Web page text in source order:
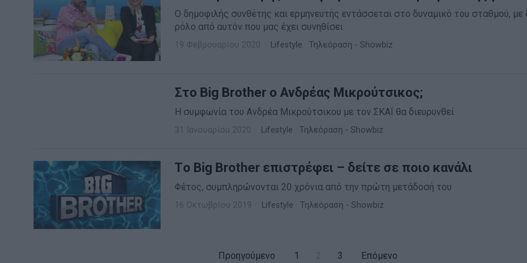
Ο δημοφιλής συνθέτης και ερμηνευτής εντάσσεται στο δυναμικό του σταθμού, με
ρόλο από αυτόν που μας έχει συνηθίσει
19 Φεβρουαρίου 2020 Lifestyle Τηλεόραση - Showbiz
Στο Big Brother ο Ανδρέας Μικρούτσικος;
Η συμφωνία του Ανδρέα Μικρούτσικου με τον ΣΚΑΪ θα διευρυνθεί
31 Ιανουαρίου 2020 Lifestyle Τηλεόραση - Showbiz
Tο Big Brother επιστρέφει – δείτε σε ποιο κανάλι
Φέτος, συμπληρώνονται 20 χρόνια από την πρώτη μετάδοσή του
16 Οκτωβρίου 2019 Lifestyle Τηλεόραση - Showbiz
Προηγούμενο 1 3 Επόμενο